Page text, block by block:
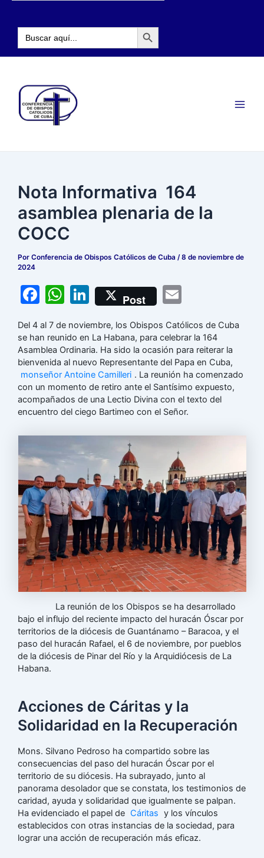
contenido
Buscar: Botón de búsqueda
Nota Informativa 164
asamblea plenaria de la
COCC
PorConferencia de Obispos Católicos de Cuba/8 de noviembre de
2024
F
c
e
b
o
o
W
at
s
A
p
p
Li
n
k
e
dI
n
Post
ai
l
Del 4 al 7 de noviembre, los Obispos Católicos de Cuba
se han reunido en La Habana, para celebrar la 164
Asamblea Ordinaria. Ha sido la ocasión para reiterar la
bienvenida al nuevo Representante del Papa en Cuba,
monseñor Antoine Camilleri . La reunión ha comenzado
con un momento de retiro ante el Santísimo expuesto,
acompañados de una Lectio Divina con el texto del
encuentro del ciego Bartimeo con el Señor.
La reunión de los Obispos se ha desarrollado
bajo el influjo del reciente impacto del huracán Óscar por
territorios de la diócesis de Guantánamo – Baracoa, y el
paso del huracán Rafael, el 6 de noviembre, por pueblos
de la diócesis de Pinar del Río y la Arquidiócesis de La
Habana.
Acciones de Cáritas y la
Solidaridad en la Recuperación
Mons. Silvano Pedroso ha compartido sobre las
consecuencias del paso del huracán Óscar por el
territorio de su diócesis. Ha subrayado, junto al
panorama desolador que se constata, los testimonios de
caridad, ayuda y solidaridad que igualmente se palpan.
Ha evidenciado el papel de Cáritas y los vínculos
establecidos con otras instancias de la sociedad, para
lograr una acción de recuperación más eficaz.
entradas